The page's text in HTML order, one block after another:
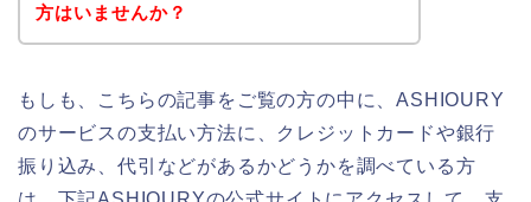
方はいませんか？
もしも、こちらの記事をご覧の方の中に、ASHIOURY
のサービスの支払い方法に、クレジットカードや銀行
振り込み、代引などがあるかどうかを調べている方